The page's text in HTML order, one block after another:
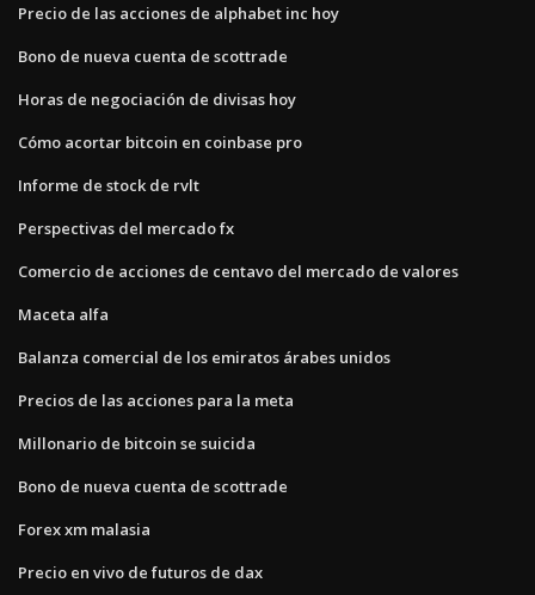
Precio de las acciones de alphabet inc hoy
Bono de nueva cuenta de scottrade
Horas de negociación de divisas hoy
Cómo acortar bitcoin en coinbase pro
Informe de stock de rvlt
Perspectivas del mercado fx
Comercio de acciones de centavo del mercado de valores
Maceta alfa
Balanza comercial de los emiratos árabes unidos
Precios de las acciones para la meta
Millonario de bitcoin se suicida
Bono de nueva cuenta de scottrade
Forex xm malasia
Precio en vivo de futuros de dax